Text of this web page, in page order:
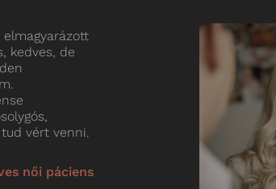
kedves, de
vért venni.
női páciens